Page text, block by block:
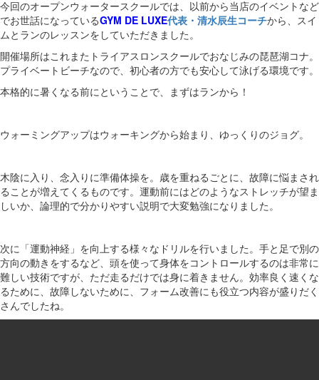
今回のオープンウォータースクールでは、以前から当店のイベントなど
でお世話になっているGYM DE LUXE代表・清水辰生コーチから、スイ
ムとランのレッスンをしていただきました。
開催場所はこれまたトライアスロンスクールでおなじみの琵琶湖コナ。
プライベートビーチなので、初心者の方でも安心して泳げる環境です。
本格的に暑くなる前にということで、まずはランから！
ウォーミングアップはウォーキングから始まり、ゆっくりのジョグ。
木陰に入り、念入りに準備体操を。歳を重ねるごとに、故障に悩まされ
ることが増えてくるものです。運動前にはどのようなストレッチが望ま
しいか、論理的で分かりやすい説明で大変勉強になりました。
次に「運動神経」を向上する様々なドリルを行いました。手と足で別の
方向の動きをするなど、頭を使って身体をコントロールするのは非常に
難しい技術ですが、ただ走るだけでは身に着きません。効率良く速くな
るために、故障しないために、フォーム改善にも役立つ内容が盛りだく
さんでしたね。